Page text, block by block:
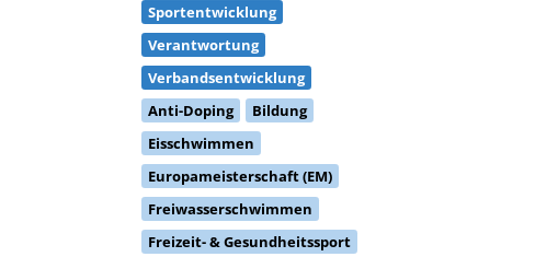
Sportentwicklung
Verantwortung
Verbandsentwicklung
Anti-Doping
Bildung
Eisschwimmen
Europameisterschaft (EM)
Freiwasserschwimmen
Freizeit- & Gesundheitssport